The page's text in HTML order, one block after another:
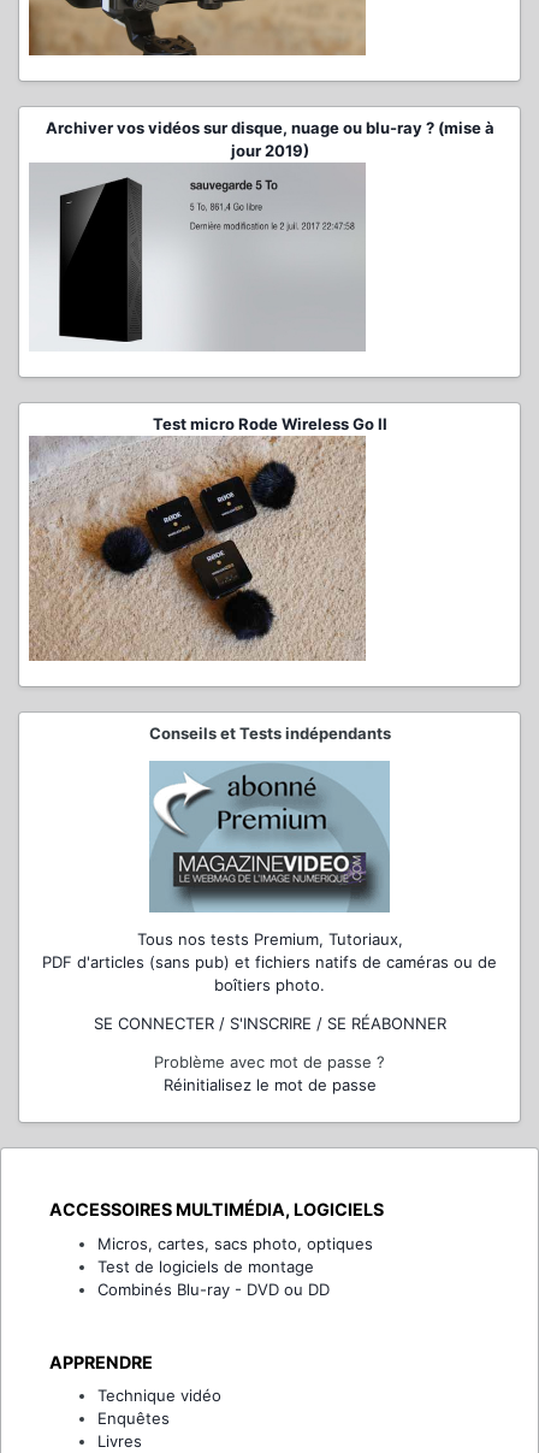
Archiver vos vidéos sur disque, nuage ou blu-ray ? (mise à
jour 2019)
Test micro Rode Wireless Go II
Conseils et Tests indépendants
Tous nos tests Premium, Tutoriaux,
PDF d'articles (sans pub) et fichiers natifs de caméras ou de
boîtiers photo.
SE CONNECTER / S'INSCRIRE / SE RÉABONNER
Problème avec mot de passe ?
Réinitialisez le mot de passe
ACCESSOIRES MULTIMÉDIA, LOGICIELS
Micros, cartes, sacs photo, optiques
Test de logiciels de montage
Combinés Blu-ray - DVD ou DD
APPRENDRE
Technique vidéo
Enquêtes
Livres